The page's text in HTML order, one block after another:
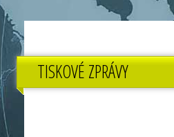
TISKOVÉ ZPRÁVY